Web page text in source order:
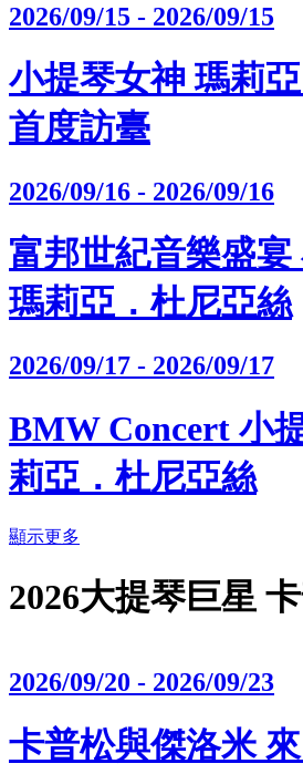
2026/09/15 - 2026/09/15
小提琴女神 瑪莉
首度訪臺
2026/09/16 - 2026/09/16
富邦世紀音樂盛
瑪莉亞．杜尼亞絲
2026/09/17 - 2026/09/17
BMW Concert 小
莉亞．杜尼亞絲
顯示更多
2026大提琴巨星
2026/09/20 - 2026/09/23
卡普松與傑洛米